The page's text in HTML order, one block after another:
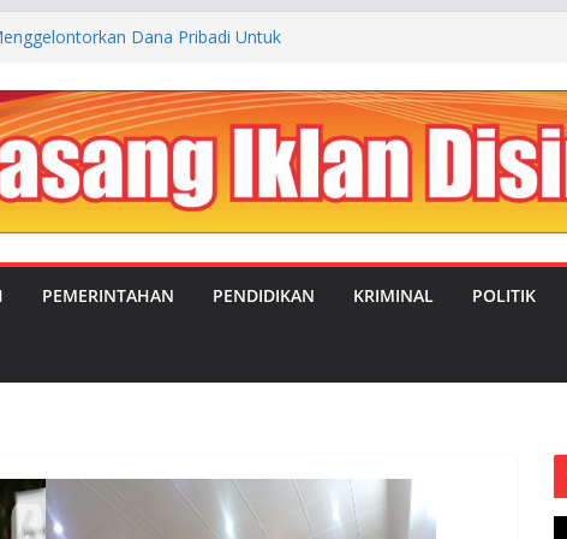
Dana Pribadi Untuk
BELI ANTARA OKNUM SATRES
LEBAK DENGAN TEMPAT REHABILITASI
MANDOR KILAP DUKUNG PENUH
DESA SATRIAJAYA PERIODE 2026–
Program MBG, Efektifkan Kantin
PEMERINTAHAN PENDIDIKAN KRIMINAL POLITIK